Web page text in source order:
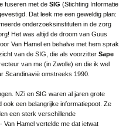
fuseren met de SIG (Stichting Informatie
Dat leek me een geweldig plan:
onderzoeksinstituten in de zorg
Het was altijd de droom van Guus
Van Hamel en behalve met hem sprak
van de SIG, die als voorzitter Sape
van me (in Zwolle) en die ik wel
Scandinavië omstreeks 1990.
NZi en SIG waren al jaren grote
een belangrijke informatiepoot. Ze
een sterk verschillende
Van Hamel vertelde me dat ietwat